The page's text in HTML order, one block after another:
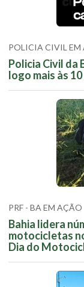
POLICIA CIVIL EM
Policia Civil da
logo mais às
PRF - BA EM AÇÃO
Bahia lidera
motocicletas
Dia do